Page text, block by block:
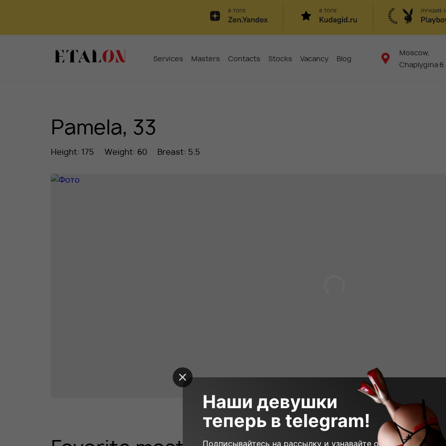
Services Masters Contacts Stocks Vacancy Blog
Moscow,
Chaplygina 6
Pamela, 33
Height: 175 Weight: 60 Breast: 5.5
19 000₽ 105 minutes 4 500₽ 50 000₽ 180 min
Наши девушки
теперь в telegram!
Подписывайтесь на рассылку и узнавайте о